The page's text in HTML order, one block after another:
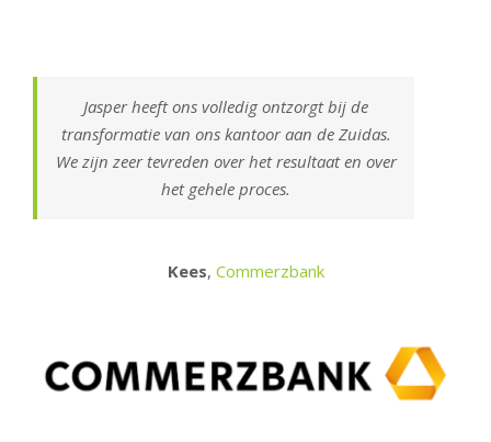
Jasper heeft ons volledig ontzorgt bij de
transformatie van ons kantoor aan de Zuidas.
We zijn zeer tevreden over het resultaat en over
het gehele proces.
Kees, Commerzbank